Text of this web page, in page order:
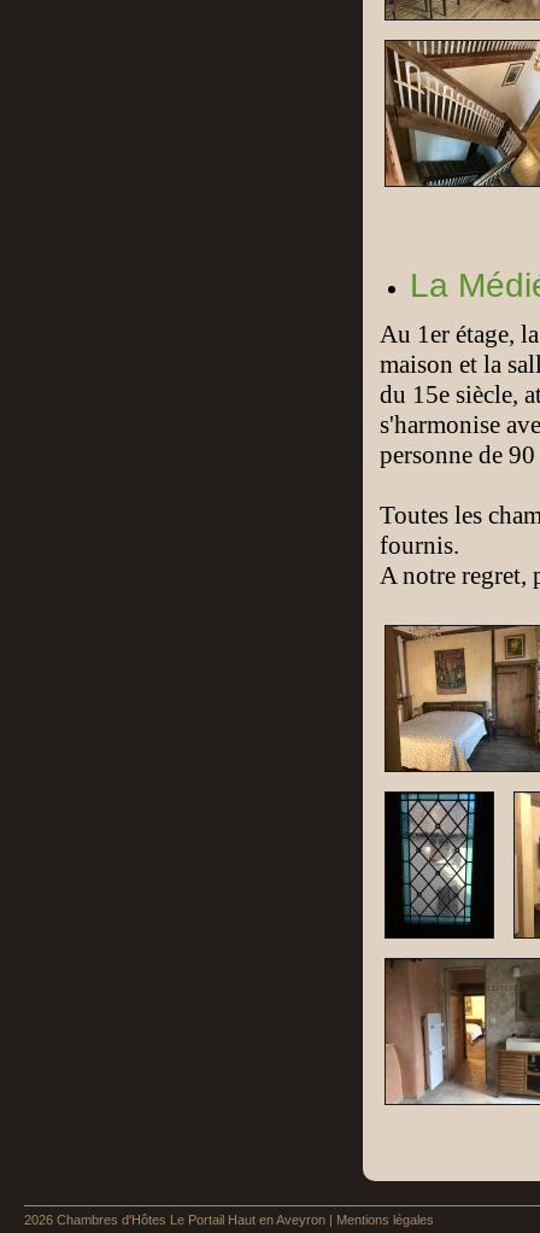
La
Au 1er étage,
maison et la
du 15e siècle,
s'harmonise
personne de
Toutes les
fournis.
A notre regret,
2026 Chambres d'Hôtes Le Portail Haut en Aveyron | Mentions légales